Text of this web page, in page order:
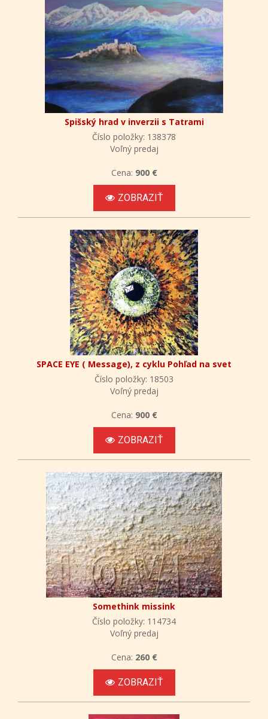
Spišský hrad v inverzii s Tatrami
Číslo položky: 138378
Voľný predaj
Cena: 900 €
ZOBRAZIŤ
SPACE EYE ( Message), z cyklu Pohľad na svet
Číslo položky: 18503
Voľný predaj
Cena: 900 €
ZOBRAZIŤ
Somethink missink
Číslo položky: 114734
Voľný predaj
Cena: 260 €
ZOBRAZIŤ